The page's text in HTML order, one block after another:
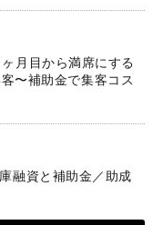
月目から満席にする
〜補助金で集客コス
融資と補助金／助成